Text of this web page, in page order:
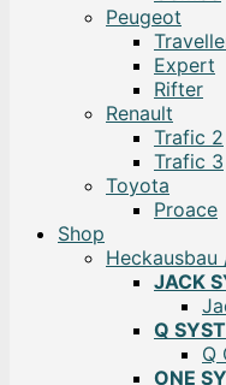
Peugeot
Expert
Rifter
Renault
Trafic 2
Trafic 3
Toyota
Proace
Shop
JACK
Q
Q
ONE